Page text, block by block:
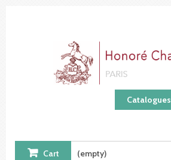
Catalogues
Cart (empty)